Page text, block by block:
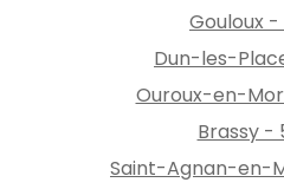
Gouloux -
Dun-les-
Ouroux-en-
Brassy -
Saint-Agnan-en-